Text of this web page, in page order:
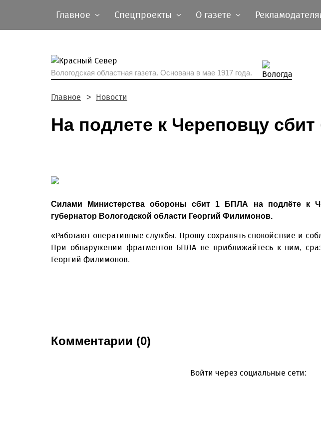
Главное Спецпроекты О газете
Вологодская областная газета. Основана в мае 1917 года.
Главное Новости
На подлете к Череповцу сбит
Силами Министерства обороны сбит 1 БПЛА на подлёте к
губернатор Вологодской области Георгий Филимонов.
«Работают оперативные службы. Прошу сохранять спокойствие и
При обнаружении фрагментов БПЛА не приближайтесь к ним,
Георгий Филимонов.
Комментарии (0)
Войти через социальные сети: